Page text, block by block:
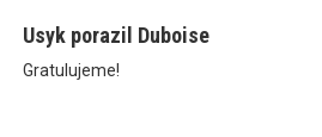
Usyk porazil Duboise
Gratulujeme!